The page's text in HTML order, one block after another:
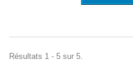
Résultats 1 - 5 sur 5.